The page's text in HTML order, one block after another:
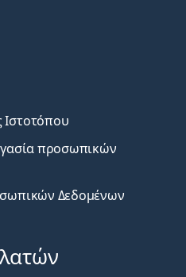
προσωπικών
Δεδομένων